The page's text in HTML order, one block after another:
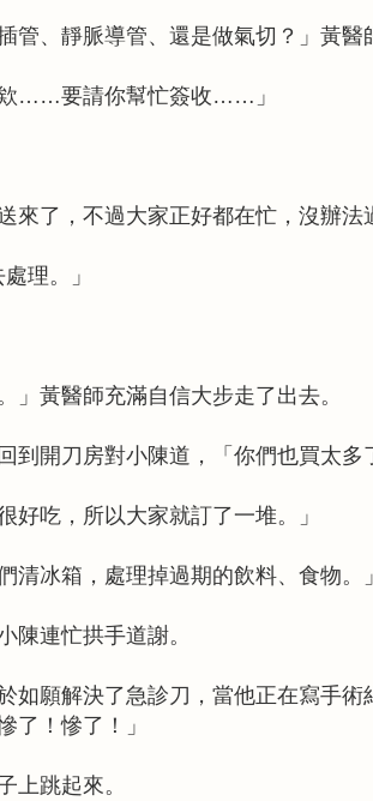
管、靜脈導管、還是做氣切？」黃醫
……要請你幫忙簽收……」
來了，不過大家正好都在忙，沒辦法
理。」
」黃醫師充滿自信大步走了出去。
到開刀房對小陳道，「你們也買太多
好吃，所以大家就訂了一堆。」
清冰箱，處理掉過期的飲料、食物
陳連忙拱手道謝。
如願解決了急診刀，當他正在寫手
了！慘了！」
上跳起來。